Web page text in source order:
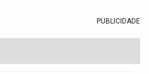
PUBLICIDADE